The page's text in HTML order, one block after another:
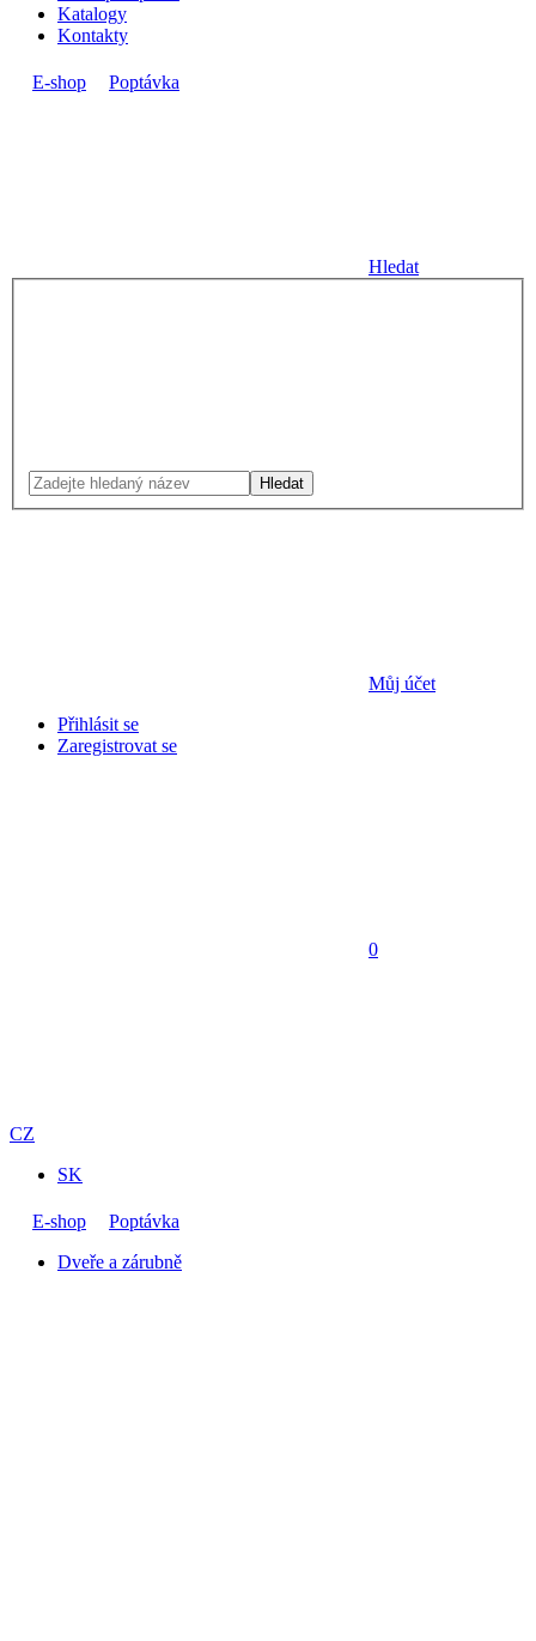
Katalogy
Kontakty
E-shop Poptávka
Hledat
Hledat
Můj účet
Přihlásit se
Zaregistrovat se
0
CZ
SK
E-shop
Poptávka
Dveře a zárubně